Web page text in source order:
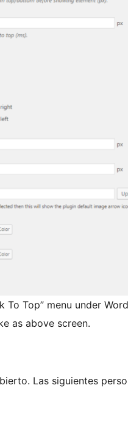
Top” menu under
as above screen.
Las siguientes